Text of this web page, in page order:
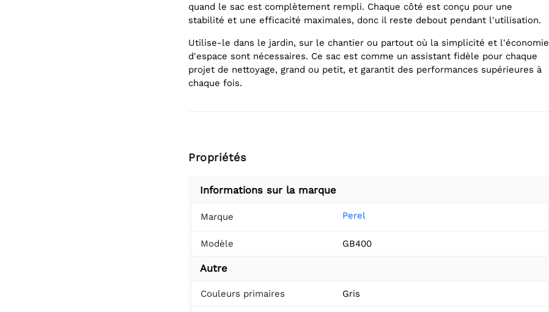
quand le sac est complètement rempli. Chaque côté est conçu pour une
stabilité et une efficacité maximales, donc il reste debout pendant l'utilisation.
Utilise-le dans le jardin, sur le chantier ou partout où la simplicité et l'économie
d'espace sont nécessaires. Ce sac est comme un assistant fidèle pour chaque
projet de nettoyage, grand ou petit, et garantit des performances supérieures à
chaque fois.
Propriétés
Informations sur la marque
Marque Perel
Modèle GB400
Autre
Couleurs primaires Gris